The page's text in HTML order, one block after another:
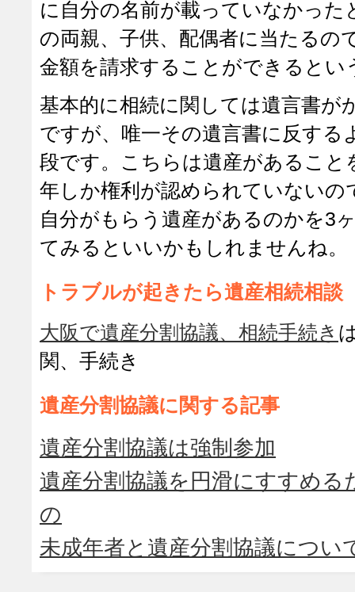
に自分の名前が載っていなかった
の両親、子供、配偶者に当たるの
金額を請求することができるとい
基本的に相続に関しては遺言書が
ですが、唯一その遺言書に反する
段です。こちらは遺産があること
年しか権利が認められていないの
自分がもらう遺産があるのかを3
てみるといいかもしれませんね。
トラブルが起きたら遺産相続相談
大阪で遺産分割協議、相続手続き
関、手続き
遺産分割協議に関する記事
遺産分割協議は強制参加
遺産分割協議を円滑にすすめ
の
未成年者と遺産分割協議につい